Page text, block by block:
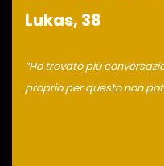
Lukas, 38
“Ho trovato più
proprio per questo non